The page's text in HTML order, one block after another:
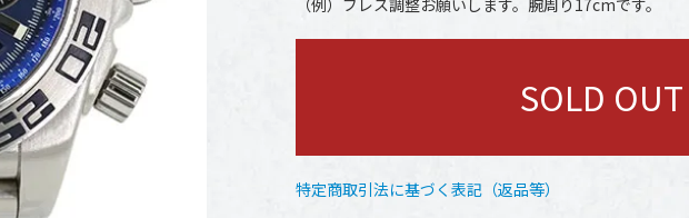
（例）ブレス調整お願いします。腕周り17cmです。
SOLD OUT
特定商取引法に基づく表記（返品等）